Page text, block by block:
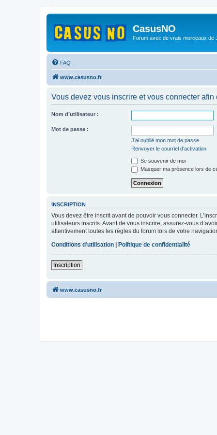
CasusNO
Forum avec de vrais morceaux de
FAQ
www.casusno.fr
Vous devez vous inscrire et vous connecter
Nom d’utilisateur :
Mot de passe :
J’ai oublié mon mot de passe
Renvoyer le courriel d’activation
Se souvenir de moi
Masquer ma présence lors de
INSCRIPTION
Vous devez être inscrit avant de pouvoir vous connecter.
utilisateurs inscrits. Avant de vous inscrire, assurez-vous
attentivement toutes les règles du forum lors de votre
Conditions d’utilisation
Politique de confidentialité
Inscription
www.casusno.fr